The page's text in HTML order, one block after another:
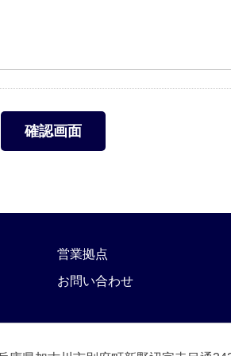
営業拠点
お問い合わせ